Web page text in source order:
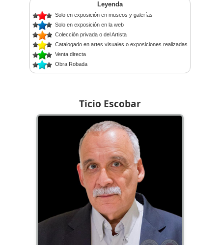
Ticio Escobar
Leyenda
Solo en exposición en museos y galerías
Solo en exposición en la web
Colección privada o del Artista
Catalogado en artes visuales o exposiciones realizadas
Venta directa
Obra Robada